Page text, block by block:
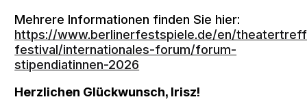
Mehrere Informationen finden Sie hier:
https://www.berlinerfestspiele.de/en/
festival/internationales-forum/forum-
stipendiatinnen-2026
Herzlichen Glückwunsch, Irisz!